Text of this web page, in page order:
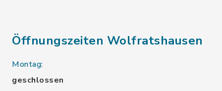
Öffnungszeiten Wolfratshausen
Montag:
geschlossen